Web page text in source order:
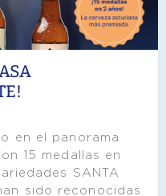
en el panorama
15 medallas en
SANTA
sido reconocidas